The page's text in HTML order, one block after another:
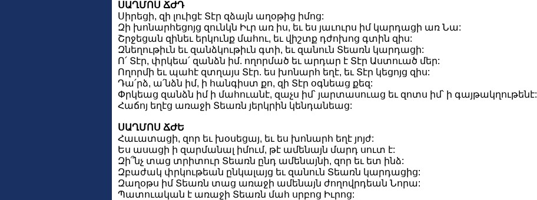
ՍԱՂՄՈՍ ՃԺԴ
Սիրեցի, զի լուիցէ Տէր զձայն աղօթից իմոց:
Զի խոնարհեցոյց զունկն Իւր առ իս, եւ ես յաւուրս իմ կարդացի առ Նա:
Շրջեցան զինեւ երկունք մահու, եւ վիշտք դժոխոց գտին զիս:
Զնեղութիւն եւ զանձկութիւն գտի, եւ զանուն Տեառն կարդացի:
Ո՛ Տէր, փրկեա՛ զանձն իմ. ողորմած եւ արդար է Տէր Աստուած մեր:
Ողորմի եւ պահէ զտղայս Տէր. ես խոնարհ եղէ, եւ Տէր կեցոյց զիս:
Դա՛րձ, ա՛նձն իմ, ի հանգիստ քո, զի Տէր օգնեաց քեզ:
Փրկեաց զանձն իմ ի մահուանէ, զաչս իմ՝ յարտասուաց եւ զոտս իմ՝ ի գայթակղութենէ:
Հաճոյ եղէց առաջի Տեառն յերկրին կենդանեաց:
ՍԱՂՄՈՍ ՃԺԵ
Հաւատացի, զոր եւ խօսեցայ, եւ ես խոնարհ եղէ յոյժ:
Ես ասացի ի զարմանալ իմում, թէ ամենայն մարդ սուտ է:
Զի՞նչ տաց տրիտուր Տեառն ընդ ամենայնի, զոր եւ ետ ինձ:
Զբաժակ փրկութեան ընկալայց եւ զանուն Տեառն կարդացից:
Զաղօթս իմ Տեառն տաց առաջի ամենայն ժողովրդեան Նորա:
Պատուական է առաջի Տեառն մահ սրբոց Իւրոց: